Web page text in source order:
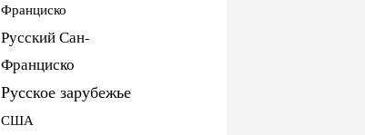
Франциско
Русский Сан-
Франциско
Русское зарубежье
США